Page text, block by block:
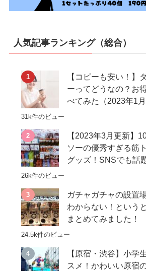
人気記事ランキング（総合）
【コピーも安い！】
ーってどうなの？お
べてみた（2023年1月
31k件のビュー
【2023年3月更新】
ソーの優秀すぎる筋
グッズ！SNSでも話
26k件のビュー
ガチャガチャの設置
わからない！という
まとめてみました！
24.5k件のビュー
【原宿・渋谷】小学
スメ！かわいい原宿